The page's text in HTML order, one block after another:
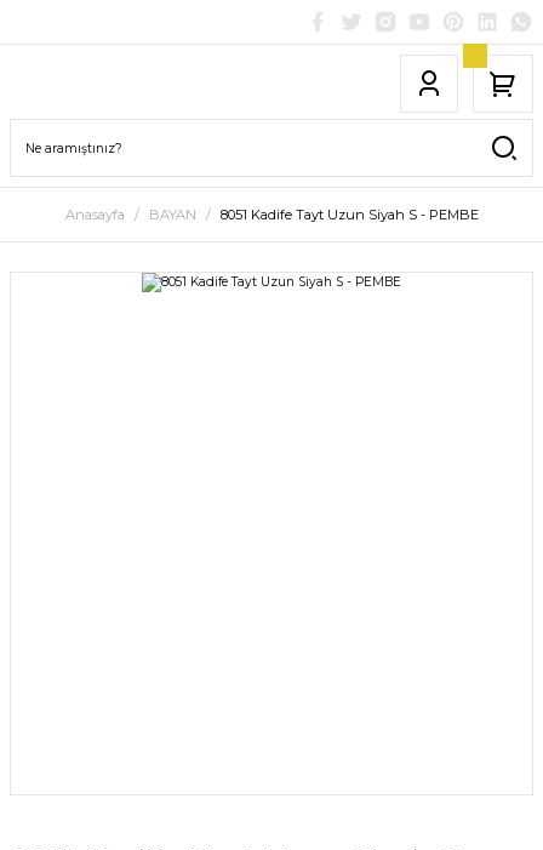
Anasayfa BAYAN 8051 Kadife Tayt Uzun Siyah S - PEMBE